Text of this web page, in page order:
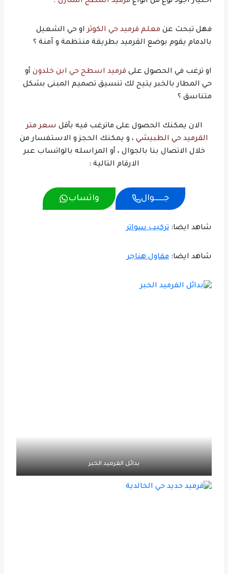
فهل تبحث عن معلم قرميد حي الكوثر او حي الشعيل
بالدمام يقوم بوضع القرميد بطريقة منتظمة و آمنة ؟
او ترغب في الحصول على قرميد اسطح حي ابن خلدون أو
حي المطار بالخبر يتيح لك تنسيق تصميم المبنى بشكل
متناسق ؟
الان يمكنك الحصول على ماترغب فيه بأقل سعر متر
القرميد حي الطبيشي ، و يمكنك الحجز و الاستفسار من
خلال الاتصال بنا بالجوال ، أو المراسله بالواتساب عبر
الارقام التالية :
جــــــوال واتساب
شاهد ايضا: تركيب سواتر
شاهد ايضا: مقاول هناجر
بدائل القرميد الخبر